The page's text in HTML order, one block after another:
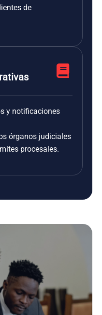
de
y notificaciones
órganos judiciales
procesales.